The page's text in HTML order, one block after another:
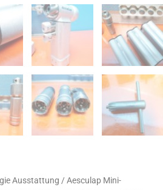
Ausstattung / Aesculap Mini-